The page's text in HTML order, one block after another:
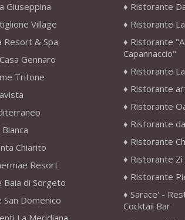
Giuseppina
Village
Resort & Spa
Gennaro
Tritone
Chiarito
Resort
Baia di Sorgeto
San Domenico
Ristorante
Ristorante
Ristorante
Capannaccio"
Ristorante
Ristorante
Ristorante
Ristorante
Ristorante
Ristorante Zì
Ristorante
Sarace' -
Cocktail Bar